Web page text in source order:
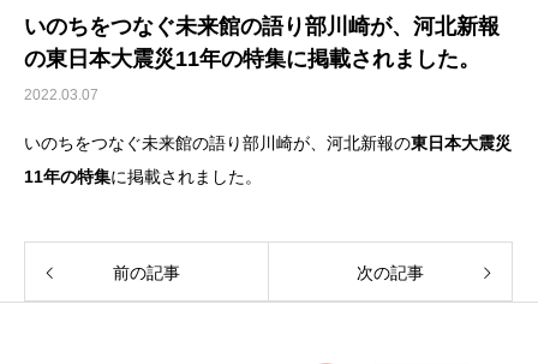
いのちをつなぐ未来館の語り部川崎が、河北新報
の東日本大震災11年の特集に掲載されました。
2022.03.07
いのちをつなぐ未来館の語り部川崎が、河北新報の東日本大震災
11年の特集に掲載されました。
前の記事 次の記事